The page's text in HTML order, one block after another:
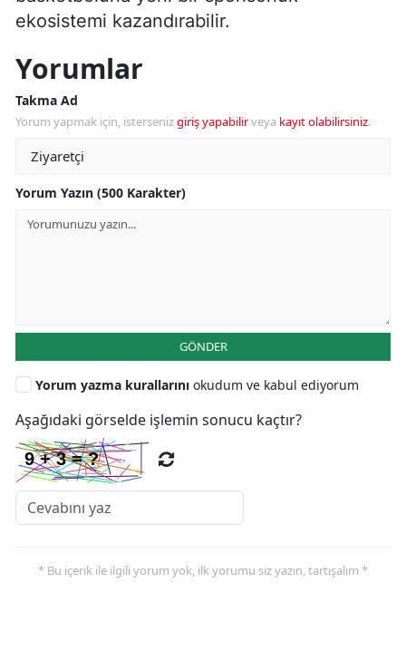
ekosistemi kazandırabilir.
Yorumlar
Takma Ad
Yorum yapmak için, istersenizgiriş yapabilirveya kayıt olabilirsiniz.
Yorum Yazın (500 Karakter)
GÖNDER
Yorum yazma kurallarını okudum ve kabul ediyorum
Aşağıdaki görselde işlemin sonucu kaçtır?
* Bu içerik ile ilgili yorum yok, ilk yorumu siz yazın, tartışalım *